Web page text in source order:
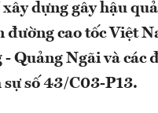
dựng gây hậu
cao tốc Việt
Quảng Ngãi và các
số 43/C03-P13.